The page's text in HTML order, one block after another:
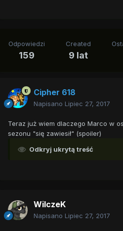
Odpowiedzi
159
Created
9 lat
Cipher 618
Napisano Lipiec 27, 2017
Teraz już wiem dlaczego Marco w
sezonu "się zawiesił" (spoiler)
Odkryj ukrytą treść
WilczeK
Napisano Lipiec 27, 2017